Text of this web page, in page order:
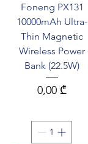
Foneng PX131
10000mAh Ultra-
Thin Magnetic
Wireless Power
Bank (22.5W)
Price
0,00 ₾